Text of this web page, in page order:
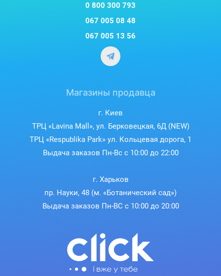
0 800 300 793
067 005 08 48
067 005 13 56
Магазины продавца
г. Киев
ТРЦ «Lavina Mall», ул. Берковецкая, 6Д (NEW)
ТРЦ «Respublika Park» ул. Кольцевая дорога, 1
Выдача заказов Пн-Вс с 10:00 до 22:00
г. Харьков
пр. Науки, 48 (м. «Ботанический сад»)
Выдача заказов Пн-ВС с 10:00 до 20:00